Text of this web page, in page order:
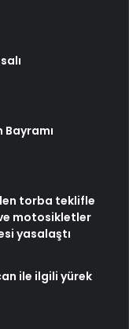
Bayramı
torba teklifle
motosikletler
yasalaştı
ile ilgili yürek